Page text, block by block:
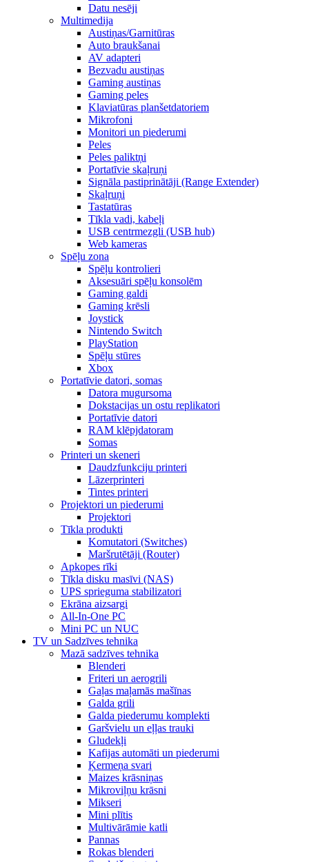
Datu nesēji
Multimedija
Austiņas/Garnitūras
Auto braukšanai
AV adapteri
Bezvadu austiņas
Gaming austiņas
Gaming peles
Klaviatūras planšetdatoriem
Mikrofoni
Monitori un piederumi
Peles
Peles paliktņi
Portatīvie skaļruņi
Signāla pastiprinātāji (Range Extender)
Skaļruņi
Tastatūras
Tīkla vadi, kabeļi
USB centrmezgli (USB hub)
Web kameras
Spēļu zona
Spēļu kontrolieri
Aksesuāri spēļu konsolēm
Gaming galdi
Gaming krēsli
Joystick
Nintendo Switch
PlayStation
Spēļu stūres
Xbox
Portatīvie datori, somas
Datora mugursoma
Dokstacijas un ostu replikatori
Portatīvie datori
RAM klēpjdatoram
Somas
Printeri un skeneri
Daudzfunkciju printeri
Lāzerprinteri
Tintes printeri
Projektori un piederumi
Projektori
Tīkla produkti
Komutatori (Switches)
Maršrutētāji (Router)
Apkopes rīki
Tīkla disku masīvi (NAS)
UPS sprieguma stabilizatori
Ekrāna aizsargi
All-In-One PC
Mini PC un NUC
TV un Sadzīves tehnika
Mazā sadzīves tehnika
Blenderi
Friteri un aerogrili
Gaļas maļamās mašīnas
Galda grili
Galda piederumu komplekti
Garšvielu un eļļas trauki
Gludekļi
Kafijas automāti un piederumi
Ķermeņa svari
Maizes krāsniņas
Mikroviļņu krāsni
Mikseri
Mini plītis
Multivārāmie katli
Pannas
Rokas blenderi